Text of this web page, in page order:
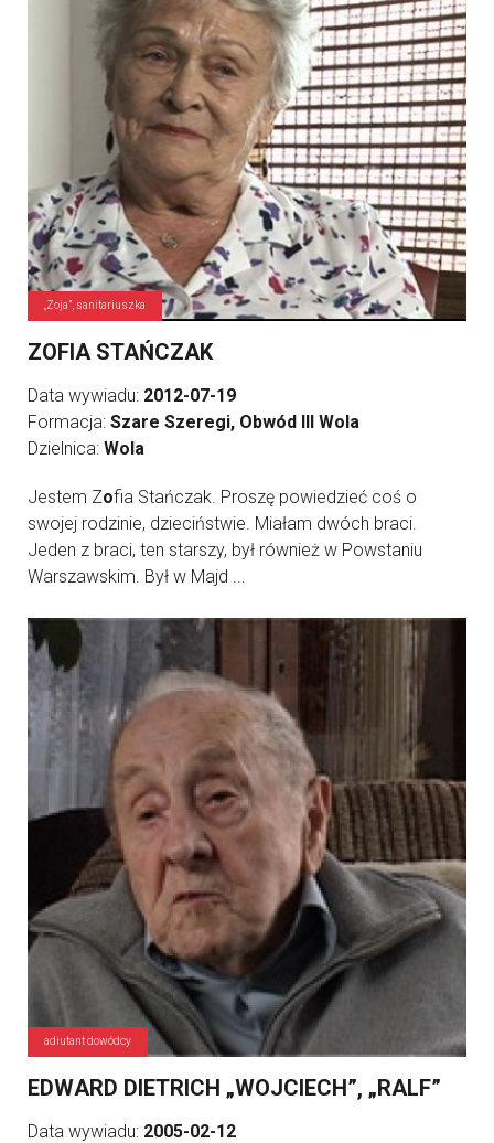
„Zoja”, sanitariuszka
ZOFIA STAŃCZAK
Data wywiadu: 2012-07-19
Formacja: Szare Szeregi, Obwód III Wola
Dzielnica: Wola
Jestem Zofia Stańczak. Proszę powiedzieć coś o
swojej rodzinie, dzieciństwie. Miałam dwóch braci.
Jeden z braci, ten starszy, był również w Powstaniu
Warszawskim. Był w Majd ...
adiutant dowódcy
EDWARD DIETRICH „WOJCIECH”, „RALF”
Data wywiadu: 2005-02-12